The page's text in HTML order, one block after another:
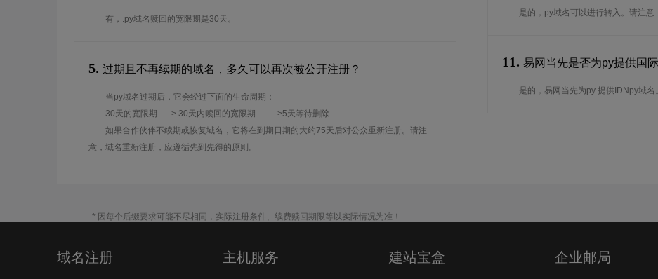
有，.py域名赎回的宽限期是30天。
5. 过期且不再续期的域名，多久可以再次被公开注册？
当py域名过期后，它会经过下面的生命周期：
30天的宽限期-----> 30天内赎回的宽限期------- >5天等待删除
如果合作伙伴不续期或恢复域名，它将在到期日期的大约75天后对公众重新注册。请注
意，域名重新注册，应遵循先到先得的原则。
是的，py域名可以进行转入。请注意
11. 易网当先是否为py提供国
是的，易网当先为py 提供IDNpy域名。
* 因每个后缀要求可能不尽相同，实际注册条件、续费赎回期限等以实际情况为准！
域名注册 主机服务 建站宝盒 企业邮局